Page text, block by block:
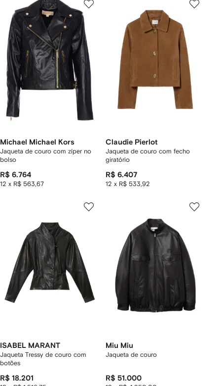
Michael Michael Kors
Jaqueta de couro com zíper no
bolso
R$ 6.764
12 x R$ 563,67
Claudie Pierlot
Jaqueta de couro com fecho
giratório
R$ 6.407
12 x R$ 533,92
ISABEL MARANT
Jaqueta Tressy de couro com
botões
R$ 18.201
Miu Miu
Jaqueta de couro
R$ 51.000